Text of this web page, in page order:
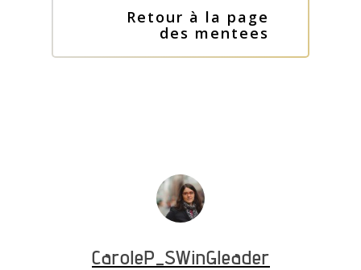
Retour à la page
des mentees
CaroleP_SWinGleader